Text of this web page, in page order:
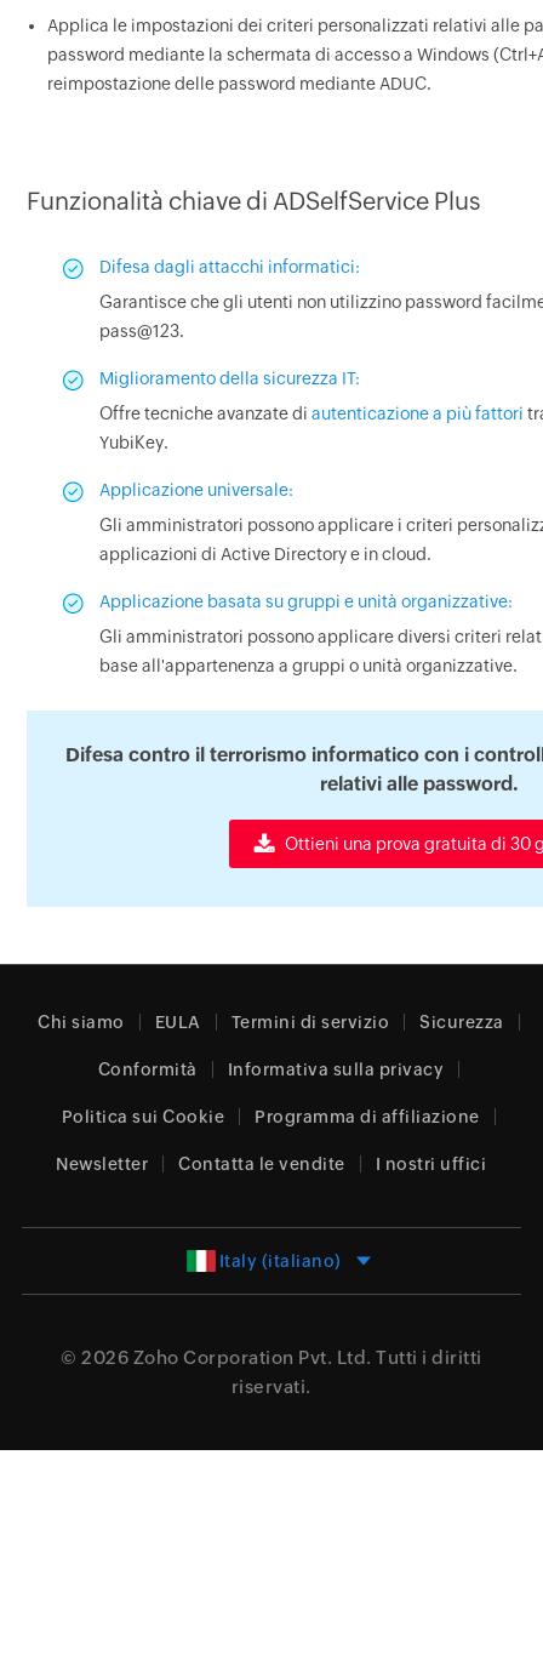
Applica le impostazioni dei criteri personalizzati relativi alle
password mediante la schermata di accesso a Windows
reimpostazione delle password mediante ADUC.
Funzionalità chiave di ADSelfService Plus
Difesa dagli attacchi informatici:
Garantisce che gli utenti non utilizzino password
pass@123.
Miglioramento della sicurezza IT:
Offre tecniche avanzate diautenticazione a più fattori
YubiKey.
Applicazione universale:
Gli amministratori possono applicare i criteri
applicazioni di Active Directory e in cloud.
Applicazione basata su gruppi e unità organizzative:
Gli amministratori possono applicare diversi criteri
base all'appartenenza a gruppi o unità organizzative.
Difesa contro il terrorismo informatico con i
relativi alle password.
Ottieni una prova gratuita di 30
Chi siamo EULA Termini di servizio Sicurezza
Conformità Informativa sulla privacy
Politica sui Cookie Programma di affiliazione
Newsletter Contatta le vendite I nostri uffici
Italy (italiano)
© 2026 Zoho Corporation Pvt. Ltd. Tutti i diritti
riservati.